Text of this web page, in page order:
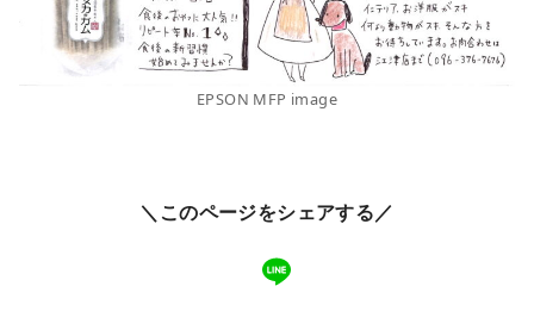
EPSON MFP image
＼このページをシェアする／